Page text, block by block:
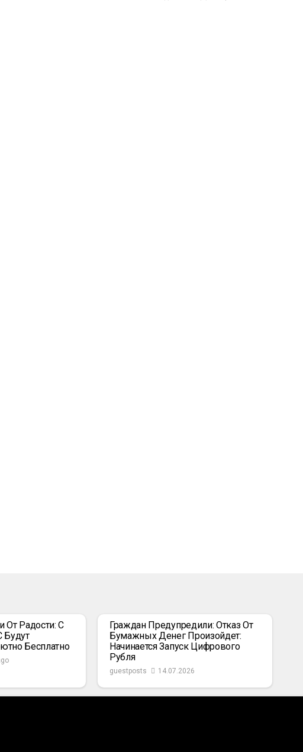
От Радости: С
Будут
Бесплатно
Граждан Предупредили: Отказ От
Бумажных Денег Произойдет:
Начинается Запуск Цифрового
Рубля
guestposts 14.07.2026